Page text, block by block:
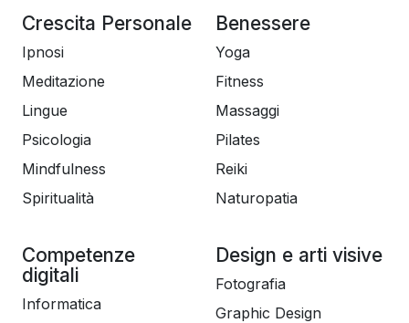
Crescita Personale
Ipnosi
Meditazione
Lingue
Psicologia
Mindfulness
Spiritualità
Benessere
Yoga
Fitness
Massaggi
Pilates
Reiki
Naturopatia
Competenze
digitali
Informatica
Design e arti visive
Fotografia
Graphic Design